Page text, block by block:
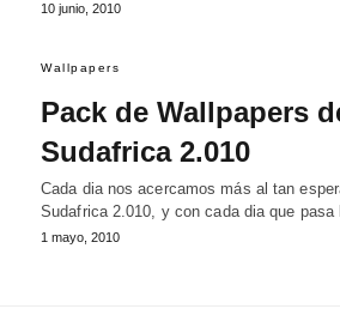
10 junio, 2010
Wallpapers
Pack de Wallpapers
Sudafrica 2.010
Cada dia nos acercamos más al tan
Sudafrica 2.010, y con cada dia que
1 mayo, 2010